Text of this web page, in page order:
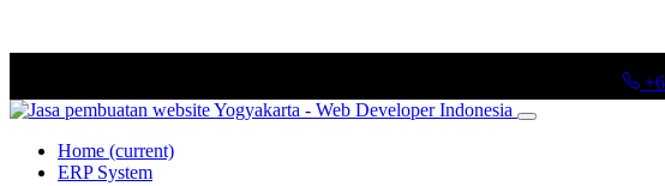
Home (current)
ERP System